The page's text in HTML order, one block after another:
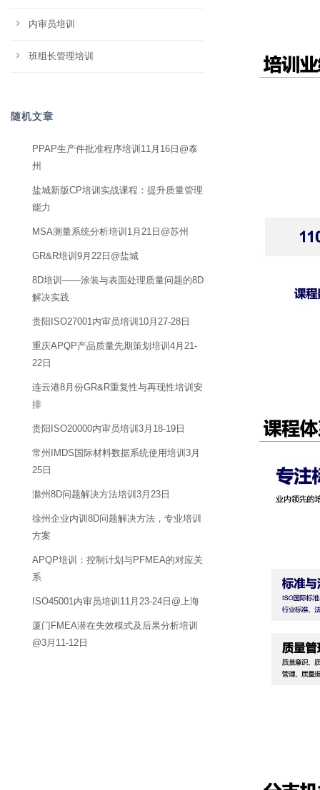
内审员培训
班组长管理培训
随机文章
PPAP生产件批准程序培训11月16日@泰
州
盐城新版CP培训实战课程：提升质量管理
能力
MSA测量系统分析培训1月21日@苏州
GR&R培训9月22日@盐城
8D培训——涂装与表面处理质量问题的8D
解决实践
贵阳ISO27001内审员培训10月27-28日
重庆APQP产品质量先期策划培训4月21-
22日
连云港8月份GR&R重复性与再现性培训安
排
贵阳ISO20000内审员培训3月18-19日
常州IMDS国际材料数据系统使用培训3月
25日
滁州8D问题解决方法培训3月23日
徐州企业内训8D问题解决方法，专业培训
方案
APQP培训：控制计划与PFMEA的对应关
系
ISO45001内审员培训11月23-24日@上海
厦门FMEA潜在失效模式及后果分析培训
@3月11-12日